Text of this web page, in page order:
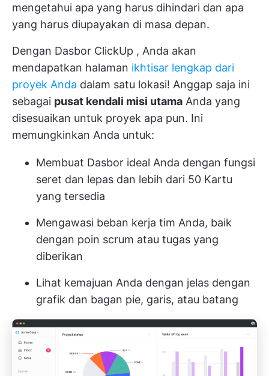
mengetahui apa yang harus dihindari dan apa
yang harus diupayakan di masa depan.
Dengan Dasbor ClickUp , Anda akan
mendapatkan halaman ikhtisar lengkap dari
proyek Anda dalam satu lokasi! Anggap saja ini
sebagai pusat kendali misi utama Anda yang
disesuaikan untuk proyek apa pun. Ini
memungkinkan Anda untuk:
Membuat Dasbor ideal Anda dengan fungsi
seret dan lepas dan lebih dari 50 Kartu
yang tersedia
Mengawasi beban kerja tim Anda, baik
dengan poin scrum atau tugas yang
diberikan
Lihat kemajuan Anda dengan jelas dengan
grafik dan bagan pie, garis, atau batang